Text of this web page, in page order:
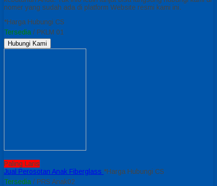
nomer yang sudah ada di platform Website resmi kami ini.
*Harga Hubungi CS
Tersedia / PKLM 01
Hubungi Kami
Paling Laris
Jual Perosotan Anak Fiberglass *Harga Hubungi CS
Tersedia / PRS Anak02